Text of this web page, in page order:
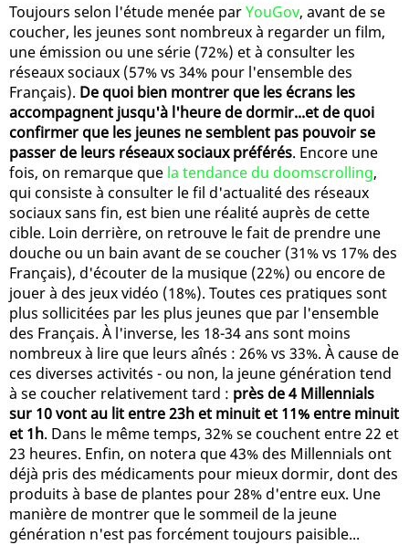
Toujours selon l'étude menée parYouGov, avant de se
coucher, les jeunes sont nombreux à regarder un film,
une émission ou une série (72%) et à consulter les
réseaux sociaux (57% vs 34% pour l'ensemble des
Français). De quoi bien montrer que les écrans les
accompagnent jusqu'à l'heure de dormir...et de quoi
confirmer que les jeunes ne semblent pas pouvoir se
passer de leurs réseaux sociaux préférés. Encore une
fois, on remarque que la tendance du doomscrolling,
qui consiste à consulter le fil d'actualité des réseaux
sociaux sans fin, est bien une réalité auprès de cette
cible. Loin derrière, on retrouve le fait de prendre une
douche ou un bain avant de se coucher (31% vs 17% des
Français), d'écouter de la musique (22%) ou encore de
jouer à des jeux vidéo (18%). Toutes ces pratiques sont
plus sollicitées par les plus jeunes que par l'ensemble
des Français. À l'inverse, les 18-34 ans sont moins
nombreux à lire que leurs aînés : 26% vs 33%. À cause de
ces diverses activités - ou non, la jeune génération tend
à se coucher relativement tard : près de 4 Millennials
sur 10 vont au lit entre 23h et minuit et 11% entre minuit
et 1h. Dans le même temps, 32% se couchent entre 22 et
23 heures. Enfin, on notera que 43% des Millennials ont
déjà pris des médicaments pour mieux dormir, dont des
produits à base de plantes pour 28% d'entre eux. Une
manière de montrer que le sommeil de la jeune
génération n'est pas forcément toujours paisible...